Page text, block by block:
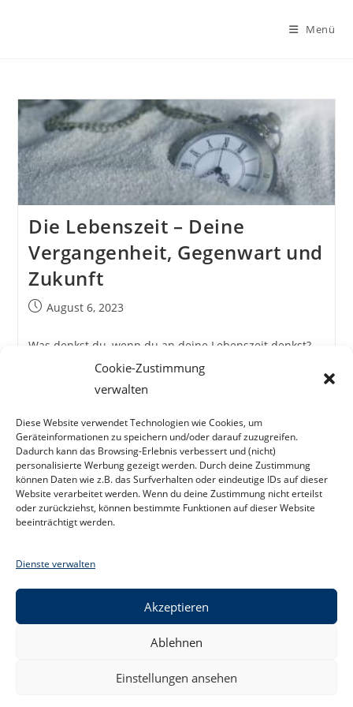
Cookie-Zustimmung
verwalten
Diese Website verwendet Technologien wie Cookies, um
Geräteinformationen zu speichern und/oder darauf zuzugreifen.
Dadurch kann das Browsing-Erlebnis verbessert und (nicht)
personalisierte Werbung gezeigt werden. Durch deine Zustimmung
können Daten wie z.B. das Surfverhalten oder eindeutige IDs auf dieser
Website verarbeitet werden. Wenn du deine Zustimmung nicht erteilst
oder zurückziehst, können bestimmte Funktionen auf dieser Website
beeinträchtigt werden.
Dienste verwalten
Akzeptieren
Ablehnen
Einstellungen ansehen
Menü
Die Lebenszeit – Deine
Vergangenheit, Gegenwart und
Zukunft
BeitragAugust 6, 2023
Was denkst du, wenn du an deine Lebenszeit denkst?
Über das Zusammenspiel von Vergangenheit,
Lebenszeit
–
Deine
Vergangenheit,
Gegenwart
Und
Zukunft
Datenschutzerklärung Impressum
Cookie-Richtlinie (EU)